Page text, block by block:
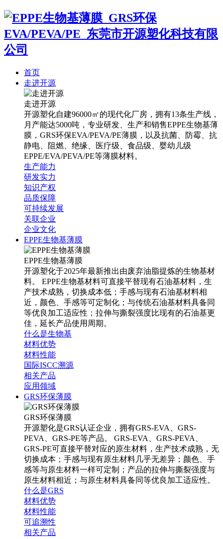
首页
走进开源
走进开源
开源塑化自建96000㎡的现代化厂房，拥有13条生产线，
月产能达5000吨，专业研发、生产和销售EPPE生物基薄
膜，GRS环保EVA/PEVA/PE薄膜，以及抗菌、防霉、抗
静电、阻燃、绝缘、医疗级、食品级、婴幼儿级
EPPE/EVA/PEVA/PE等薄膜材料。
生产能力
研发实力
知识产权
品质保障
可持续发展
关联企业
企业文化
EPPE生物基薄膜
EPPE生物基薄膜
开源塑化于2025年最新推出由废弃油脂提炼的生物基材
料。 EPPE生物基材料可直接平替现有石油基材料，生
产技术成熟，切换成本低；手感与现有石油基材料相
近，颜色、手感等可定制化；与传统石油基材料具备同
等优良加工适应性；拉伸与撕裂强度比现有的石油基更
佳，延长产品使用周期。
什么是生物基
材料优势
材料性能
国际ISCC溯源
相关产品
应用领域
GRS环保薄膜
GRS环保薄膜
开源塑化是GRS认证企业，拥有GRS-EVA、GRS-
PEVA、GRS-PE等产品。 GRS-EVA、GRS-PEVA、
GRS-PE可直接平替对应的原生材料，生产技术成熟，无
切换成本；手感与现有原生材料几乎无差异；颜色、手
感等与原生材料一样可定制；产品的拉伸与撕裂强度与
原生材料相近；与原生材料具备同等优良加工适应性。
什么是GRS
材料优势
材料性能
可追溯性
相关产品